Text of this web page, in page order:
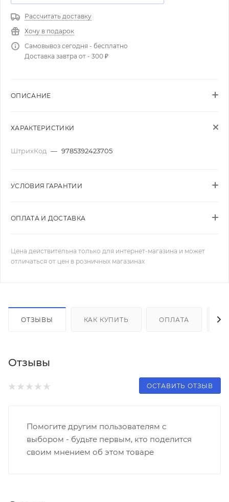
Рассчитать доставку
Хочу в подарок
Самовывоз сегодня - бесплатно
Доставка завтра от - 300 ₽
ОПИСАНИЕ
ХАРАКТЕРИСТИКИ
ШтрихКод — 9785392423705
УСЛОВИЯ ГАРАНТИИ
ОПЛАТА И ДОСТАВКА
Цена действительна только для интернет-магазина и может
отличаться от цен в розничных магазинах
ОТЗЫВЫ КАК КУПИТЬ ОПЛАТА
Отзывы
ОСТАВИТЬ ОТЗЫВ
Помогите другим пользователям с
выбором - будьте первым, кто поделится
своим мнением об этом товаре